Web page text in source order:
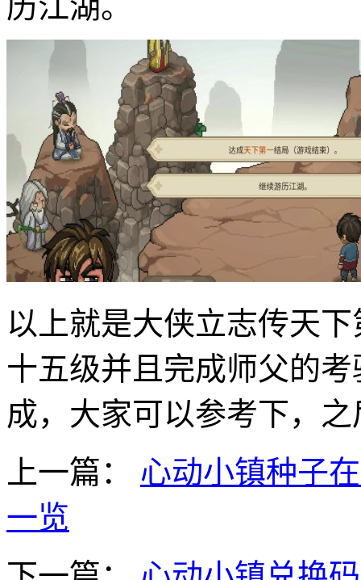
以上就是大侠立志传天
十五级并且完成师父的
成，大家可以参考下，
上一篇：
心动小镇种子
一览